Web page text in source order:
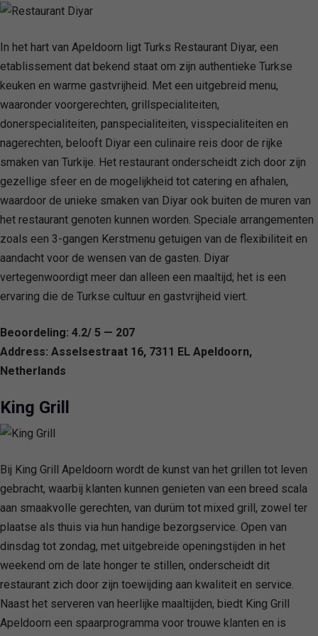
In het hart van Apeldoorn ligt Turks Restaurant Diyar, een
etablissement dat bekend staat om zijn authentieke Turkse
keuken en warme gastvrijheid. Met een uitgebreid menu,
waaronder voorgerechten, grillspecialiteiten,
donerspecialiteiten, panspecialiteiten, visspecialiteiten en
nagerechten, belooft Diyar een culinaire reis door de rijke
smaken van Turkije. Het restaurant onderscheidt zich door zijn
gezellige sfeer en de mogelijkheid tot catering en afhalen,
waardoor de unieke smaken van Diyar ook buiten de muren van
het restaurant genoten kunnen worden. Speciale arrangementen
zoals een 3-gangen Kerstmenu getuigen van de flexibiliteit en
aandacht voor de wensen van de gasten. Diyar
vertegenwoordigt meer dan alleen een maaltijd; het is een
ervaring die de Turkse cultuur en gastvrijheid viert.
Beoordeling: 4.2/ 5 — 207
Address: Asselsestraat 16, 7311 EL Apeldoorn,
Netherlands
King Grill
Bij King Grill Apeldoorn wordt de kunst van het grillen tot leven
gebracht, waarbij klanten kunnen genieten van een breed scala
aan smaakvolle gerechten, van durüm tot mixed grill, zowel ter
plaatse als thuis via hun handige bezorgservice. Open van
dinsdag tot zondag, met uitgebreide openingstijden in het
weekend om de late honger te stillen, onderscheidt dit
restaurant zich door zijn toewijding aan kwaliteit en service.
Naast het serveren van heerlijke maaltijden, biedt King Grill
Apeldoorn een spaarprogramma voor trouwe klanten en is